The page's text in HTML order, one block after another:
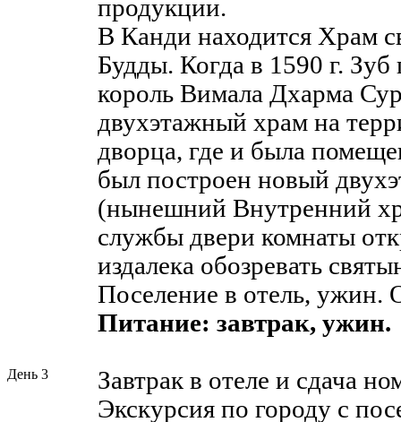
продукции.
В Канди находится Храм
Будды. Когда в 1590 г.
король Вимала Дхарма
двухэтажный храм на
дворца, где и была
был построен новый
(нынешний Внутренний
службы двери комнаты
издалека обозревать
Поселение в отель, ужин.
Питание: завтрак, ужин.
День 3
Завтрак в отеле и сдача
Экскурсия по городу с